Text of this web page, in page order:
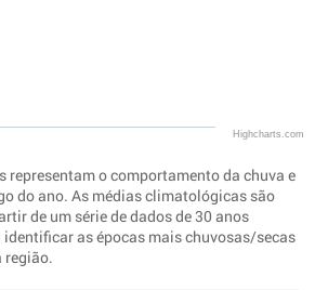
Highcharts.com
representam o comportamento da chuva e
do ano. As médias climatológicas são
de um série de dados de 30 anos
identificar as épocas mais chuvosas/secas
região.